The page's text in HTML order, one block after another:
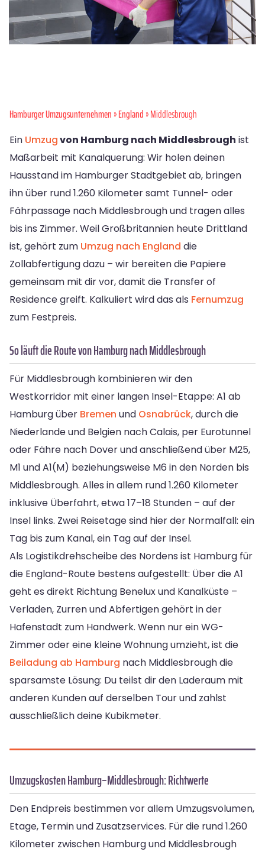
Hamburger Umzugsunternehmen»England» Middlesbrough
Ein Umzugvon Hamburg nach Middlesbrough ist
Maßarbeit mit Kanalquerung: Wir holen deinen
Hausstand im Hamburger Stadtgebiet ab, bringen
ihn über rund 1.260 Kilometer samt Tunnel- oder
Fährpassage nach Middlesbrough und tragen alles
bis ins Zimmer. Weil Großbritannien heute Drittland
ist, gehört zum Umzug nach England die
Zollabfertigung dazu – wir bereiten die Papiere
gemeinsam mit dir vor, damit die Transfer of
Residence greift. Kalkuliert wird das als Fernumzug
zum Festpreis.
So läuft die Route von Hamburg nach Middlesbrough
Für Middlesbrough kombinieren wir den
Westkorridor mit einer langen Insel-Etappe: A1 ab
Hamburg über Bremen und Osnabrück, durch die
Niederlande und Belgien nach Calais, per Eurotunnel
oder Fähre nach Dover und anschließend über M25,
M1 und A1(M) beziehungsweise M6 in den Norden bis
Middlesbrough. Alles in allem rund 1.260 Kilometer
inklusive Überfahrt, etwa 17–18 Stunden – auf der
Insel links. Zwei Reisetage sind hier der Normalfall: ein
Tag bis zum Kanal, ein Tag auf der Insel.
Als Logistikdrehscheibe des Nordens ist Hamburg für
die England-Route bestens aufgestellt: Über die A1
geht es direkt Richtung Benelux und Kanalküste –
Verladen, Zurren und Abfertigen gehört in der
Hafenstadt zum Handwerk. Wenn nur ein WG-
Zimmer oder eine kleine Wohnung umzieht, ist die
Beiladung ab Hamburg nach Middlesbrough die
sparsamste Lösung: Du teilst dir den Laderaum mit
anderen Kunden auf derselben Tour und zahlst
ausschließlich deine Kubikmeter.
Umzugskosten Hamburg–Middlesbrough: Richtwerte
Den Endpreis bestimmen vor allem Umzugsvolumen,
Etage, Termin und Zusatzservices. Für die rund 1.260
Kilometer zwischen Hamburg und Middlesbrough